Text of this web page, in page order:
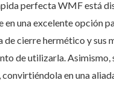
perfecta WMF está
en una excelente opción
de cierre hermético y
de utilizarla.
en una